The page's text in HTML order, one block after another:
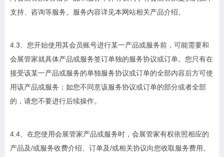
支持、咨询等服务。服务内容详见本网站相关产品介绍。
4.3、您开始使用其会员账号进行某一产品或服务前，可能需要和
会展管家就具体产品或服务签订单独的服务协议或订单。您只有在
接受该某一产品或服务的单独服务协议或订单的全部内容后方可使
用该产品或服务；如您不同意该服务协议或订单的部分或者全部
的，请您不要进行后续操作。
4.4、在您使用会展管家产品或服务时，会展管家有权依照相应的
产品及/或服务收费介绍、订单及/或相关协议向您收取服务费用。